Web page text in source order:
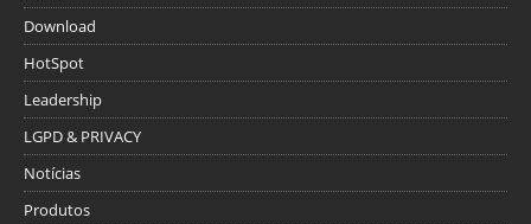
Download
HotSpot
Leadership
LGPD & PRIVACY
Notícias
Produtos